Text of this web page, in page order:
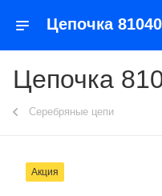
Цепочка
Серебряные цепи
Акция